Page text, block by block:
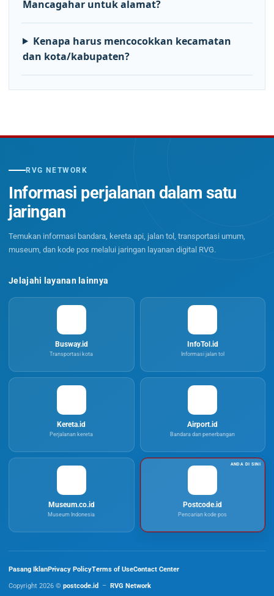
Mancagahar untuk alamat?
Kenapa harus mencocokkan kecamatan
dan kota/kabupaten?
RVG NETWORK
Informasi perjalanan dalam satu
jaringan
Temukan informasi bandara, kereta api, jalan tol, transportasi umum,
museum, dan kode pos melalui jaringan layanan digital RVG.
Jelajahi layanan lainnya
Busway.id
Transportasi kota
InfoTol.id
Informasi jalan tol
Kereta.id
Perjalanan kereta
Airport.id
Bandara dan penerbangan
Museum.co.id
Museum Indonesia
Postcode.id
Pencarian kode pos
Pasang IklanPrivacy PolicyTerms of UseContact Center
Copyright 2026 © postcode.id – RVG Network